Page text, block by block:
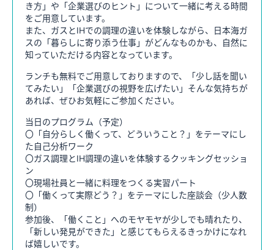
エントリーはマイナビより受け付けております。
き方」や「企業選びのヒント」について一緒に考える時間
をご用意しています。
また、ガスとIHでの調理の違いを体験しながら、日本海ガ
スの「暮らしに寄り添う仕事」がどんなものかも、自然に
知っていただける内容となっています。
ランチも無料でご用意しておりますので、「少し話を聞い
てみたい」「企業選びの視野を広げたい」そんな気持ちが
あれば、ぜひお気軽にご参加ください。
当日のプログラム（予定）
〇「自分らしく働くって、どういうこと？」をテーマにし
た自己分析ワーク
〇ガス調理とIH調理の違いを体験するクッキングセッショ
ン
〇現場社員と一緒に料理をつくる実習パート
〇「働くって実際どう？」をテーマにした座談会（少人数
制）
参加後、「働くこと」へのモヤモヤが少しでも晴れたり、
「新しい発見ができた」と感じてもらえるきっかけになれ
ば嬉しいです。